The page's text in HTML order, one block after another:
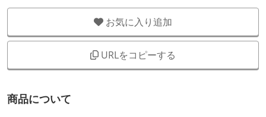
お気に入り追加
URLをコピーする
商品について